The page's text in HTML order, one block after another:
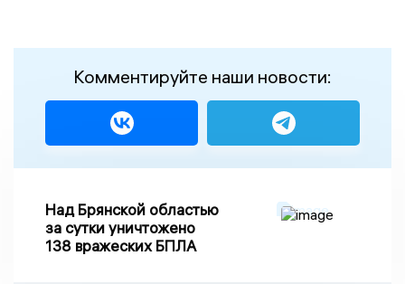
Комментируйте наши новости:
Над Брянской областью
за сутки уничтожено
138 вражеских БПЛА